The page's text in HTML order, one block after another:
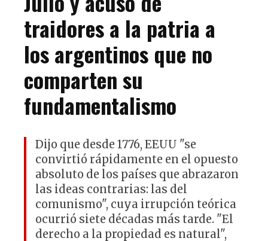
traidores a la patria a
los argentinos que no
comparten su
fundamentalismo
Dijo que desde 1776, EEUU "se
convirtió rápidamente en el opuesto
absoluto de los países que abrazaron
las ideas contrarias: las del
comunismo", cuya irrupción teórica
ocurrió siete décadas más tarde. "El
derecho a la propiedad es natural",